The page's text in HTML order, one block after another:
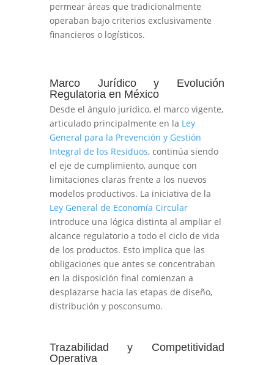
permear áreas que tradicionalmente
operaban bajo criterios exclusivamente
financieros o logísticos.
Marco Jurídico y Evolución
Regulatoria en México
Desde el ángulo jurídico, el marco vigente,
articulado principalmente en la Ley
General para la Prevención y Gestión
Integral de los Residuos, continúa siendo
el eje de cumplimiento, aunque con
limitaciones claras frente a los nuevos
modelos productivos. La iniciativa de la
Ley General de Economía Circular
introduce una lógica distinta al ampliar el
alcance regulatorio a todo el ciclo de vida
de los productos. Esto implica que las
obligaciones que antes se concentraban
en la disposición final comienzan a
desplazarse hacia las etapas de diseño,
distribución y posconsumo.
Trazabilidad y Competitividad
Operativa